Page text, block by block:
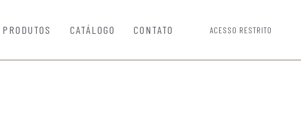
PRODUTOS CATÁLOGO CONTATO ACESSO RESTRITO